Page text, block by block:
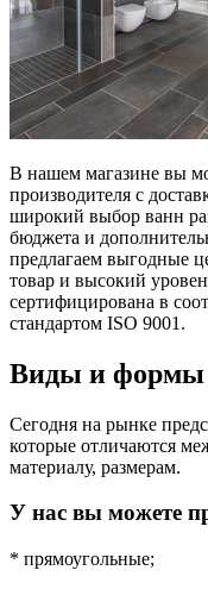
В нашем магазине вы
производителя с
широкий выбор ванн
бюджета и
предлагаем выгодные
товар и высокий
сертифицирована в
стандартом ISO 9001.
Виды и формы
Сегодня на рынке
которые отличаются
материалу, размерам.
У нас вы можете
* прямоугольные;